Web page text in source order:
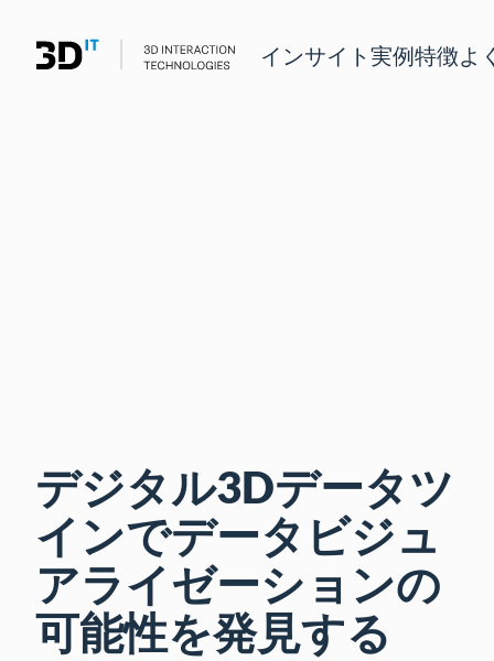
インサイト 実例特徴よ
デジタル3Dデータツ
インでデータビジュ
アライゼーションの
可能性を発見する